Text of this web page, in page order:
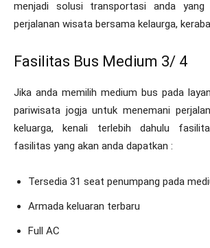
menjadi solusi transportasi anda yang
perjalanan wisata bersama kelaurga,
Fasilitas Bus Medium 3/ 4
Jika anda memilih medium bus pada
pariwisata jogja untuk menemani
keluarga, kenali terlebih dahulu
fasilitas yang akan anda dapatkan :
Tersedia 31 seat penumpang pada
Armada keluaran terbaru
Full AC